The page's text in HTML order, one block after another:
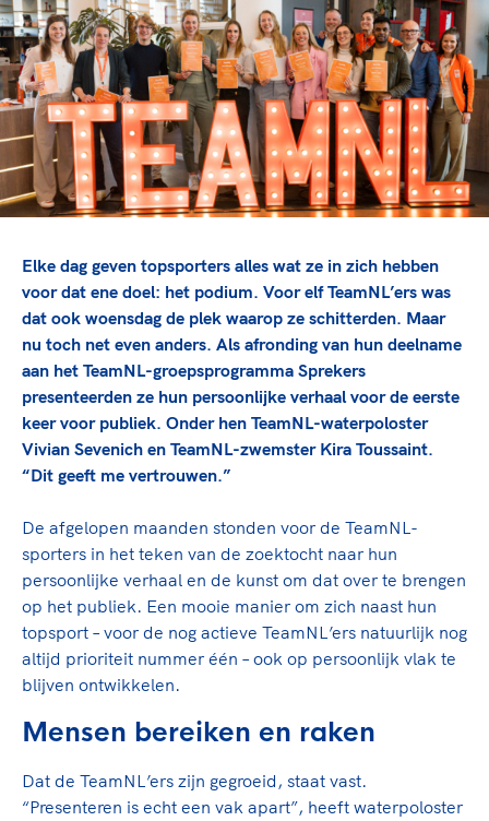
Sportonderzoek
Sportakkoord II
Game Changer
TeamNL kids
Olympische geschiedenis
Nieuwspagina
Columns
Sport gaat niet vanzelf
een rondje fietsen, door samen te skaten of naar
de sportschool te gaan. Door samen te juichen
voor Sifan Hassan, Rico Verhoeven, Diede de
Groot en het Nederlands Elftal. Of met trots te
genieten van de karatewedstrijd van je dochter,
de halve marathon van je moeder of de
hockeywedstrijd van je buurjongen.
Lees verder
Veilige en integere sport
Diversiteit en inclusie
Gezonde sportomgeving
Duurzaamheid
Bekwaam sportkader
Vitale clubs en bestuurlijk kader
Clubacties
Handboek Wet- en Regelgeving
Opleidingen en trainingen
High5 Stappenplan
Ruimte voor sport
Clubondersteuning
Beroepskrachten
Samen voor een veilige
sportomgeving
Voor welk gedrag staat de club? Wat mag wel
En wat mag vooral niet? Een gedragscode geeft
onderdeel van het clubbeleid rondom gewenst en
ongewenst gedrag.
TeamNL Academie Kalender
Kennisaanbod TeamNL Experts
TeamNL Sport Science Centre
Olympische Spelen LA28
Europese Spelen Istanbul 2027
Topsportbeleid
Topsportfinanciering
Maatschappelijke waarde topsport
Top teamsportcompetities
De TeamNL Academie biedt een leer- en
ontwikkelprogramma voor de volgende functies
binnen TeamNL programma's: experts, coaches,
bestuurders, (technisch) directeuren, managers en
toekomstig kader.
Elke dag geven topsporters alles wat ze in zich hebben
voor dat ene doel: het podium. Voor elf TeamNL’ers was
dat ook woensdag de plek waarop ze schitterden. Maar
nu toch net even anders. Als afronding van hun deelname
aan het TeamNL-groepsprogramma Sprekers
presenteerden ze hun persoonlijke verhaal voor de eerste
keer voor publiek. Onder hen TeamNL-waterpoloster
Vivian Sevenich en TeamNL-zwemster Kira Toussaint.
“Dit geeft me vertrouwen.”
De afgelopen maanden stonden voor de TeamNL-
sporters in het teken van de zoektocht naar hun
persoonlijke verhaal en de kunst om dat over te brengen
op het publiek. Een mooie manier om zich naast hun
topsport – voor de nog actieve TeamNL’ers natuurlijk nog
altijd prioriteit nummer één – ook op persoonlijk vlak te
blijven ontwikkelen.
Mensen bereiken en raken
Dat de TeamNL’ers zijn gegroeid, staat vast.
“Presenteren is echt een vak apart”, heeft waterpoloster